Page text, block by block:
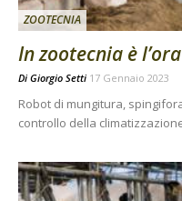
ZOOTECNIA
In zootecnia è
Di Giorgio Setti 17 Gennaio 2023
Robot di mungitura,
controllo della